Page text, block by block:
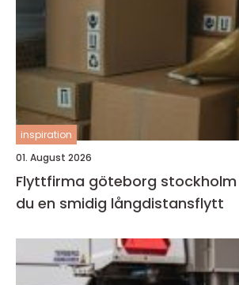
inspiration
01. August 2026
Flyttfirma göteborg stockholm så planerar
du en smidig långdistansflytt